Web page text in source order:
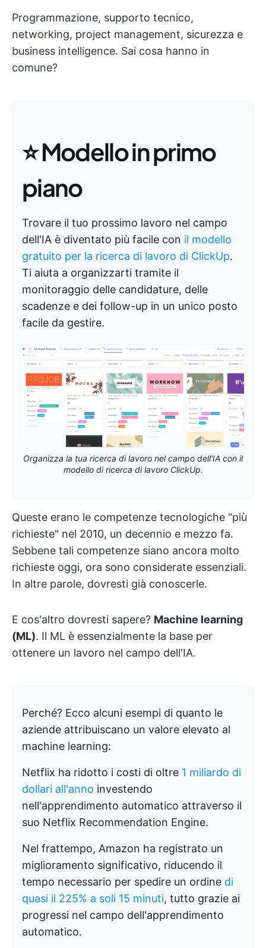
Programmazione, supporto tecnico,
networking, project management, sicurezza e
business intelligence. Sai cosa hanno in
comune?
⭐ Modello in primo
piano
Trovare il tuo prossimo lavoro nel campo
dell'IA è diventato più facile con il modello
gratuito per la ricerca di lavoro di ClickUp.
Ti aiuta a organizzarti tramite il
monitoraggio delle candidature, delle
scadenze e dei follow-up in un unico posto
facile da gestire.
Organizza la tua ricerca di lavoro nel campo dell'IA con il
modello di ricerca di lavoro ClickUp.
Queste erano le competenze tecnologiche "più
richieste" nel 2010, un decennio e mezzo fa.
Sebbene tali competenze siano ancora molto
richieste oggi, ora sono considerate essenziali.
In altre parole, dovresti già conoscerle.
E cos'altro dovresti sapere? Machine learning
(ML). Il ML è essenzialmente la base per
ottenere un lavoro nel campo dell'IA.
Perché? Ecco alcuni esempi di quanto le
aziende attribuiscano un valore elevato al
machine learning:
Netflix ha ridotto i costi di oltre 1 miliardo di
dollari all'anno investendo
nell'apprendimento automatico attraverso il
suo Netflix Recommendation Engine.
Nel frattempo, Amazon ha registrato un
miglioramento significativo, riducendo il
tempo necessario per spedire un ordine di
quasi il 225% a soli 15 minuti, tutto grazie ai
progressi nel campo dell'apprendimento
automatico.